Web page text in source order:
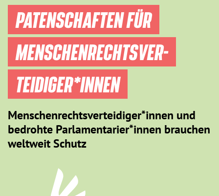
PATENSCHAFTEN FÜR
MENSCHEN­RECHTS­VER­
TEIDIGER­*INNEN
Menschenrechtsverteidiger*innen und
bedrohte Parlamentarier*innen brauchen
weltweit Schutz